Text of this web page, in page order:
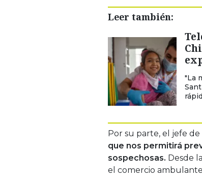
Leer también:
"La
Por su parte, el jefe de
que nos permitirá
sospechosas. Desde
el comercio